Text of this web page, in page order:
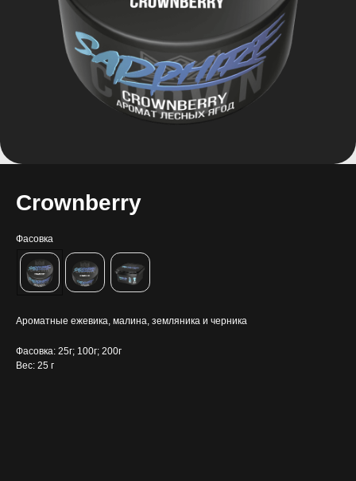
Crownberry
Фасовка
Ароматные ежевика, малина, земляника и черника
Фасовка: 25г; 100г; 200г
Вес: 25 г